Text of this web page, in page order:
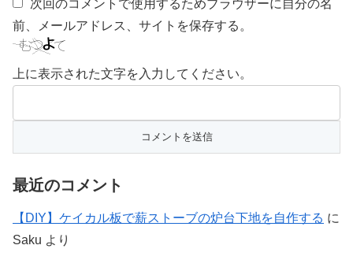
次回のコメントで使用するためブラウザーに自分の名
前、メールアドレス、サイトを保存する。
上に表示された文字を入力してください。
最近のコメント
【DIY】ケイカル板で薪ストーブの炉台下地を自作する に
Saku より